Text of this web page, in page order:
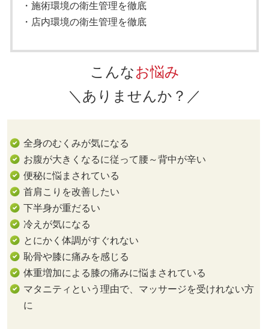
・施術環境の衛生管理を徹底
・店内環境の衛生管理を徹底
こんなお悩み
＼あり ませんか？／
全身のむくみが気になる
お腹が大きくなるに従って腰～背中が辛い
便秘に悩まされている
首肩こりを改善したい
下半身が重だるい
冷えが気になる
とにかく体調がすぐれない
恥骨や膝に痛みを感じる
体重増加による膝の痛みに悩まされている
マタニティという理由で、マッサージを受けれない方
に